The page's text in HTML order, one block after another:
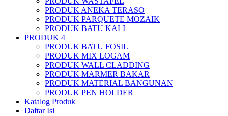
PRODUK ANEKA TERASO
PRODUK PARQUETE MOZAIK
PRODUK BATU KALI
PRODUK 4
PRODUK BATU FOSIL
PRODUK MIX LOGAM
PRODUK WALL CLADDING
PRODUK MARMER BAKAR
PRODUK MATERIAL BANGUNAN
PRODUK PEN HOLDER
Katalog Produk
Daftar Isi